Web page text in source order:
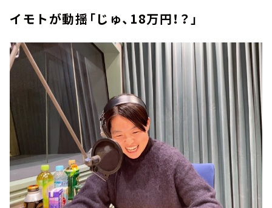
イモトが動揺「じゅ、18万円！？」